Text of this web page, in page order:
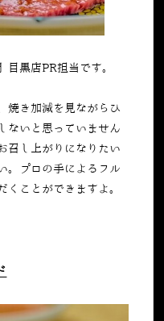
黒店PR担当です。
焼き加減を見ながらひ
ないと思っていません
召し上がりになりたい
。プロの手によるフル
くことができますよ。